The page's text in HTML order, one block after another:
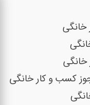
کسب و کار خانگی